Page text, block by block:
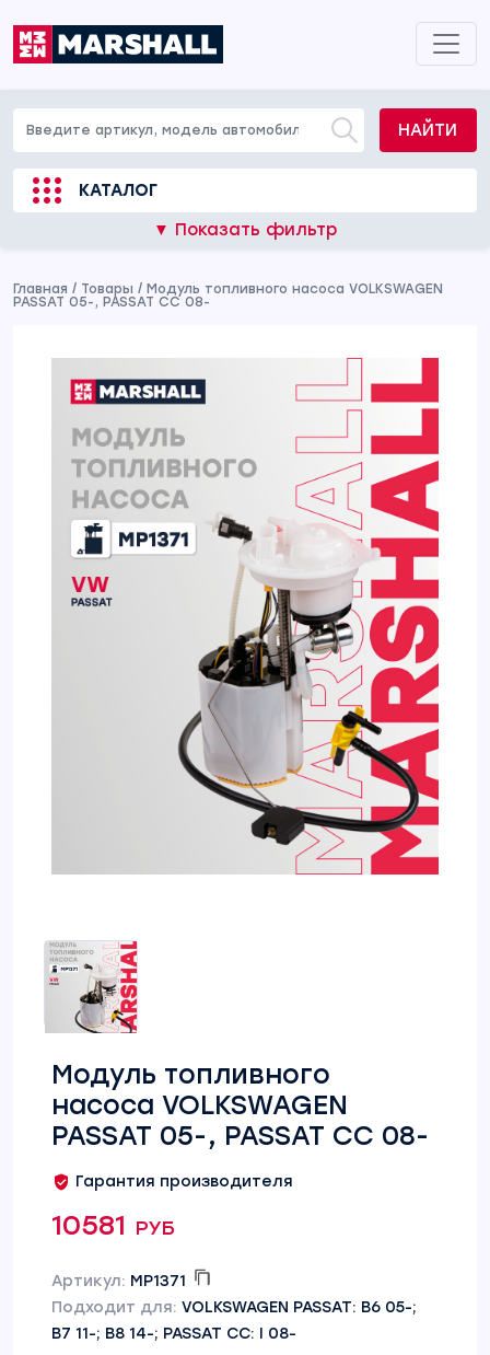
НАЙТИ
КАТАЛОГ
▼ Показать фильтр
Главная / Товары / Модуль топливного насоса VOLKSWAGEN
PASSAT 05-, PASSAT CC 08-
Модуль топливного
насоса VOLKSWAGEN
PASSAT 05-, PASSAT CC 08-
Гарантия производителя
10581 руб
Артикул: MP1371
Подходит для: VOLKSWAGEN PASSAT: B6 05-;
B7 11-; B8 14-; PASSAT CC: I 08-